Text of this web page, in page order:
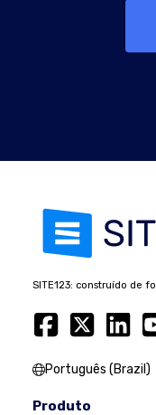
SITE123: construído de
Português (Brazil)
Produto